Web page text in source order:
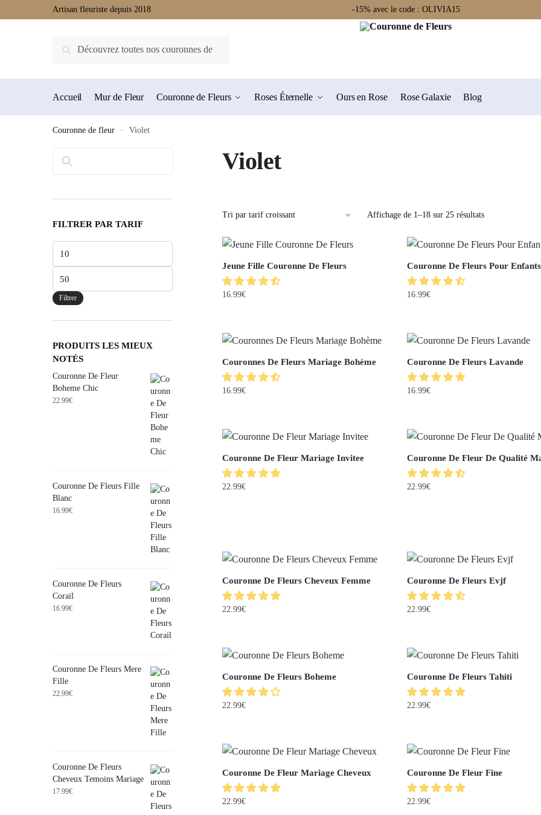
Artisan fleuriste depuis 2018 -15% avec le code : OLIVIA15
Recherche
Accueil Mur de Fleur Couronne de Fleurs Roses Éternelle Ours en Rose Rose Galaxie Blog
Couronne de fleur » Violet
Violet
Affichage de 1–18 sur 25 résultats
Jeune Fille Couronne De Fleurs
16.99€
Couronne De Fleurs Pour Enfants
16.99€
Couronnes De Fleurs Mariage Bohème
16.99€
Couronne De Fleurs Lavande
16.99€
Couronne De Fleur Mariage Invitee
22.99€
Couronne De Fleur De Qualité
22.99€
Couronne De Fleurs Cheveux Femme
22.99€
Couronne De Fleurs Evjf
22.99€
Couronne De Fleurs Boheme
22.99€
Couronne De Fleurs Tahiti
22.99€
Couronne De Fleur Mariage Cheveux
22.99€
Couronne De Fleur Fine
22.99€
FILTRER PAR TARIF
Filtrer
PRODUITS LES MIEUX
NOTÉS
Couronne De Fleur
Boheme Chic
22.99€
Couronne De Fleurs Fille
Blanc
16.99€
Couronne De Fleurs
Corail
16.99€
Couronne De Fleurs Mere
Fille
22.99€
Couronne De Fleurs
Cheveux Temoins Mariage
17.99€